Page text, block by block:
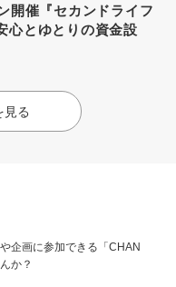
開催『セカンドライフ
心とゆとりの資金設
見る
や企画に参加できる「CHAN
か？